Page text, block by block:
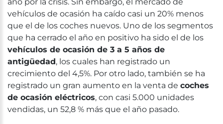
vehículos de ocasión ha caído casi un 20% menos
que el de los coches nuevos. Uno de los segmentos
que ha cerrado el año en positivo ha sido el de los
vehículos de ocasión de 3 a 5 años de
antigüedad, los cuales han registrado un
crecimiento del 4,5%. Por otro lado, también se ha
registrado un gran aumento en la venta de coches
de ocasión eléctricos, con casi 5.000 unidades
vendidas, un 52,8 % más que el año pasado.